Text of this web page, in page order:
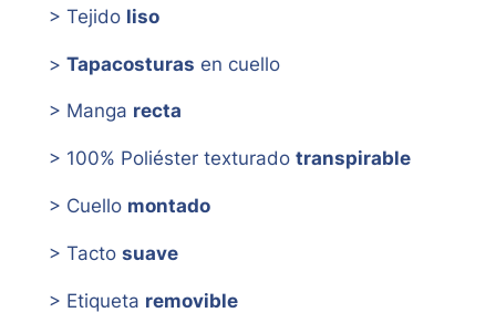
> Tejido liso
> Tapacosturas en cuello
> Manga recta
> 100% Poliéster texturado transpirable
> Cuello montado
> Tacto suave
> Etiqueta removible